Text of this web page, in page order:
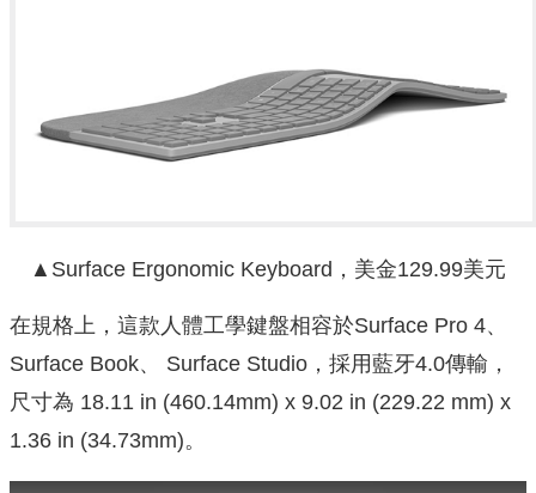
▲Surface Ergonomic Keyboard，美金129.99美元
在規格上，這款人體工學鍵盤相容於Surface Pro 4、
Surface Book、 Surface Studio，採用藍牙4.0傳輸，
尺寸為 18.11 in (460.14mm) x 9.02 in (229.22 mm) x
1.36 in (34.73mm)。